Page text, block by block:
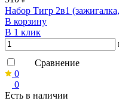
Набор Тигр 2в1
В корзину
В 1 клик
Сравнение
0
0
Есть в наличии